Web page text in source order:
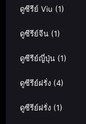
ดูซีรีย์ Viu (1)
ดูซีรีย์จีน (1)
ดูซีรีย์ญี่ปุ่น (1)
ดูซีรีย์ฝรั่ง (4)
ดูซีรีย์ฝรั่ง (1)